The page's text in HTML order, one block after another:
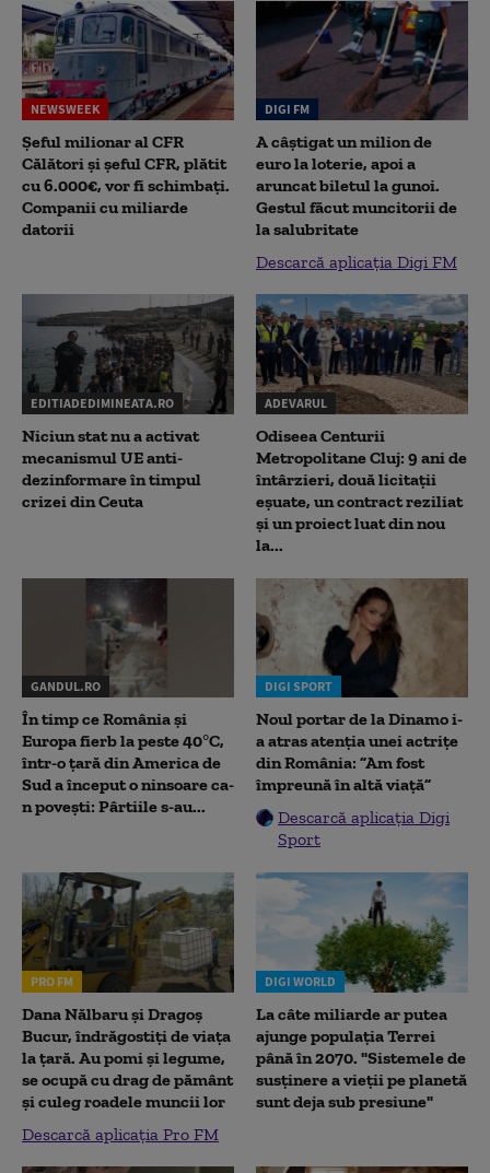
NEWSWEEK
Șeful milionar al CFR
Călători și șeful CFR, plătit
cu 6.000€, vor fi schimbați.
Companii cu miliarde
datorii
DIGI FM
A câștigat un milion de
euro la loterie, apoi a
aruncat biletul la gunoi.
Gestul făcut muncitorii de
la salubritate
Descarcă aplicația Digi FM
EDITIADEDIMINEATA.RO
Niciun stat nu a activat
mecanismul UE anti-
dezinformare în timpul
crizei din Ceuta
ADEVARUL
Odiseea Centurii
Metropolitane Cluj: 9 ani de
întârzieri, două licitații
eșuate, un contract reziliat
și un proiect luat din nou
la...
GANDUL.RO
În timp ce România și
Europa fierb la peste 40°C,
într-o țară din America de
Sud a început o ninsoare ca-
n povești: Pârtiile s-au...
DIGI SPORT
Noul portar de la Dinamo i-
a atras atenția unei actrițe
din România: ”Am fost
împreună în altă viață”
Descarcă aplicația Digi
Sport
PRO FM
Dana Nălbaru și Dragoș
Bucur, îndrăgostiți de viața
la țară. Au pomi și legume,
se ocupă cu drag de pământ
și culeg roadele muncii lor
Descarcă aplicația Pro FM
DIGI WORLD
La câte miliarde ar putea
ajunge populația Terrei
până în 2070. "Sistemele de
susținere a vieții pe planetă
sunt deja sub presiune"